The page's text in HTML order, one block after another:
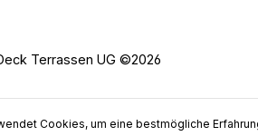
Terrassen UG ©2026
Cookies, um eine bestmögliche